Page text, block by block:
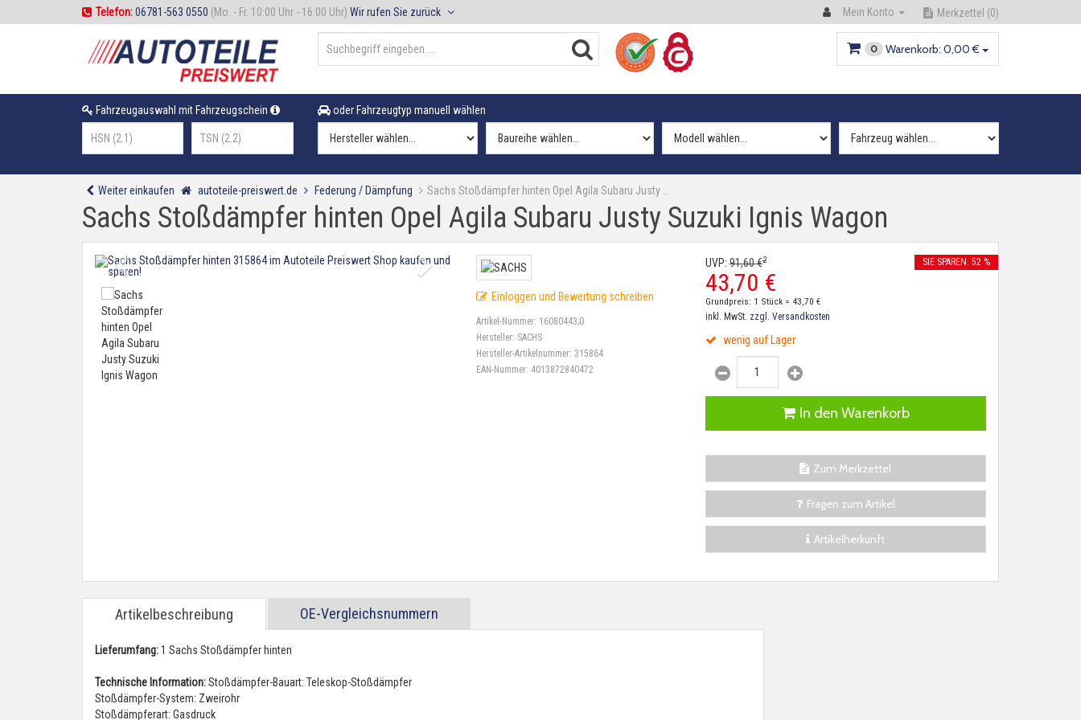
Telefon:06781-563 0550 (Mo. - Fr. 10:00 Uhr - 16:00 Uhr) Wir rufen Sie zurück Mein Konto Merkzettel (0)
0 Warenkorb: 0,00 €
Fahrzeugauswahl mit Fahrzeugschein oder Fahrzeugtyp manuell wählen
Weiter einkaufen autoteile-preiswert.de Federung / Dämpfung Sachs Stoßdämpfer hinten Opel Agila Subaru Justy …
Sachs Stoßdämpfer hinten Opel Agila Subaru Justy Suzuki Ignis Wagon
Einloggen und Bewertung schreiben
Artikel-Nummer: 16080443;0
Hersteller: SACHS
Hersteller-Artikelnummer:315864
EAN-Nummer: 4013872840472
UVP:91,60€2
43,70 €
SIE SPAREN: 52 %
Grundpreis: 1 Stück = 43,70 €
inkl. MwSt. zzgl. Versandkosten
wenig auf Lager
In den Warenkorb
Zum Merkzettel
Fragen zum Artikel
Artikelherkunft
Artikelbeschreibung OE-Vergleichsnummern
Lieferumfang:1 Sachs Stoßdämpfer hinten
Technische Information:Stoßdämpfer-Bauart: Teleskop-Stoßdämpfer
Stoßdämpfer-System: Zweirohr
Stoßdämpferart: Gasdruck